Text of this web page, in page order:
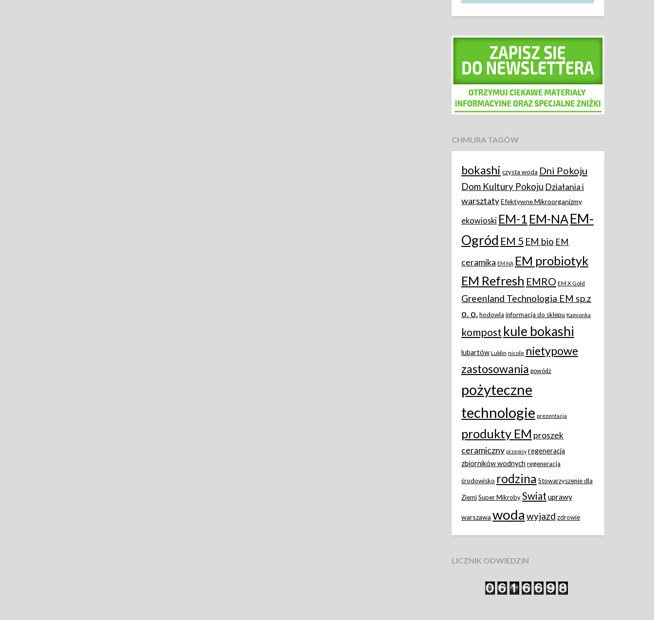
CHMURA TAGÓW
bokashi czysta woda Dni Pokoju
Dom Kultury Pokoju Działania i
warsztatyEfektywne Mikroorganizmy
ekowioski EM-1 EM-NAEM-
Ogród EM 5 EM bio EM
ceramika EM NA EM probiotyk
EM Refresh EMRO EM X Gold
Greenland Technologia EM sp.z
o. o.hodowla informacja do sklepu Kamionka
kompost kule bokashi
lubartów Lublin nicole nietypowe
zastosowania powódż
pożyteczne
technologie prezentacja
produkty EM proszek
ceramiczny przepisy regeneracja
zbiorników wodnych regeneracja
środowisko rodzina Stowarzyszenie dla
ZiemiSuper MikrobySwiat uprawy
warszawa woda wyjazd zdrowie
LICZNIK ODWIEDZIN